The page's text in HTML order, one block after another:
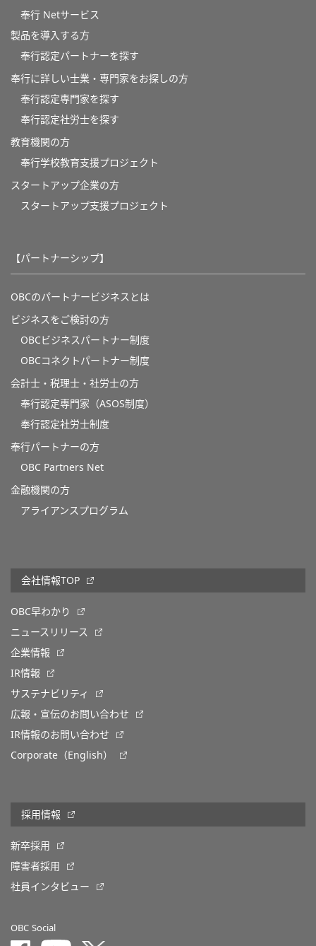
奉行 Netサービス
製品を導入する方
奉行認定パートナーを探す
奉行に詳しい士業・専門家をお探しの方
奉行認定専門家を探す
奉行認定社労士を探す
教育機関の方
奉⾏学校教育⽀援プロジェクト
スタートアップ企業の方
スタートアップ支援プロジェクト
【パートナーシップ】
OBCのパートナービジネスとは
ビジネスをご検討の方
OBCビジネスパートナー制度
OBCコネクトパートナー制度
会計士・税理士・社労士の方
奉行認定専門家（ASOS制度）
奉行認定社労士制度
奉行パートナーの方
OBC Partners Net
金融機関の方
アライアンスプログラム
会社情報TOP
OBC早わかり
ニュースリリース
企業情報
IR情報
サステナビリティ
広報・宣伝のお問い合わせ
IR情報のお問い合わせ
Corporate（English）
採用情報
新卒採用
障害者採用
社員インタビュー
OBC Social